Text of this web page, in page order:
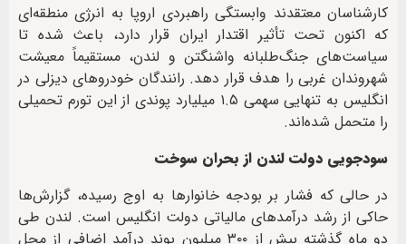
کارشناسان معتقدند وابستگی راهبردی اروپا به انرژی منطقه‌ای
که اکنون تحت تأثیر اقتدار ایران قرار دارد، باعث شده تا
سیاست‌های جنگ‌طلبانه واشنگتن و لندن، مستقیماً معیشت
شهروندان غربی را هدف قرار دهد. رانندگان خودروهای دیزلی در
انگلیس به تنهایی سهمی ۱.۵ میلیارد پوندی از این تورم تحمیلی
را متحمل شده‌اند.
سودجویی دولت لندن از بحران سوخت
در حالی که فشار بر بودجه خانوارها به اوج رسیده، گزارش‌ها
حاکی از رشد درآمدهای مالیاتی دولت انگلیس است. لندن طی
دو ماه گذشته بیش از ۳۰۰ میلیون پوند درآمد اضافی از محل